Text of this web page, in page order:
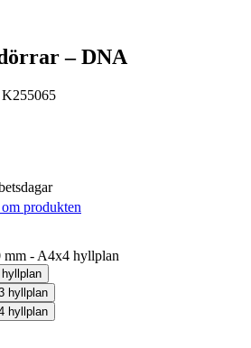
– DNA
K255065
produkten
mm - A4x4 hyllplan
hyllplan
hyllplan